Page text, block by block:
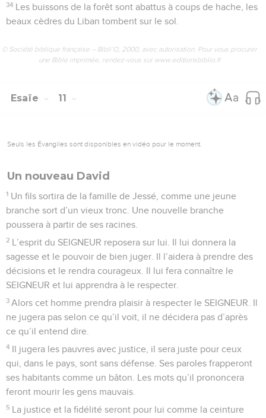
34 Les buissons de la forêt sont abattus à coups de hache, les
beaux cèdres du Liban tombent sur le sol.
© Société biblique française – Bibli’O, 2000, avec autorisation. Pour vous procurer
une Bible imprimée, rendez-vous sur www.editionsbiblio.fr
Esaïe 11
Seuls les Évangiles sont disponibles en vidéo pour le moment.
Un nouveau David
1 Un fils sortira de la famille de Jessé, comme une jeune
branche sort d’un vieux tronc. Une nouvelle branche
poussera à partir de ses racines.
2 L’esprit du SEIGNEUR reposera sur lui. Il lui donnera la
sagesse et le pouvoir de bien juger. Il l’aidera à prendre des
décisions et le rendra courageux. Il lui fera connaître le
SEIGNEUR et lui apprendra à le respecter.
3 Alors cet homme prendra plaisir à respecter le SEIGNEUR. Il
ne jugera pas selon ce qu’il voit, il ne décidera pas d’après
ce qu’il entend dire.
4 Il jugera les pauvres avec justice, il sera juste pour ceux
qui, dans le pays, sont sans défense. Ses paroles frapperont
ses habitants comme un bâton. Les mots qu’il prononcera
feront mourir les gens mauvais.
5 La justice et la fidélité seront pour lui comme la ceinture